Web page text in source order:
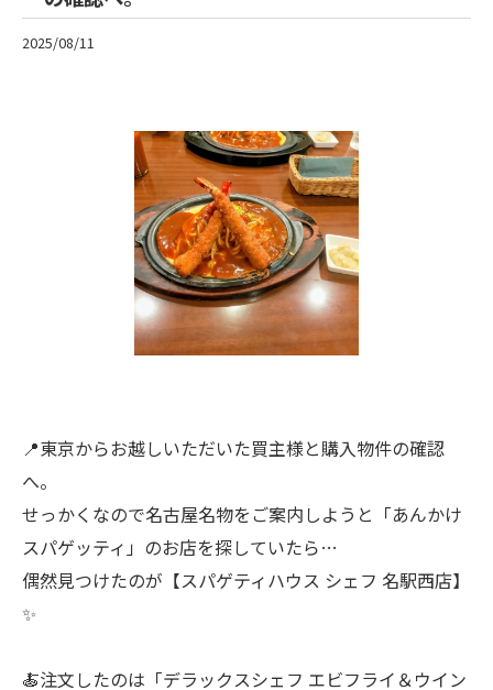
2025/08/11
📍東京からお越しいただいた買主様と購入物件の確認
へ。
せっかくなので名古屋名物をご案内しようと「あんかけ
スパゲッティ」のお店を探していたら…
偶然見つけたのが【スパゲティハウス シェフ 名駅西店】
✨
🍝注文したのは「デラックスシェフ エビフライ＆ウイン